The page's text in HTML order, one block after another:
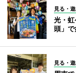
見る・
光・
頭」
見る・